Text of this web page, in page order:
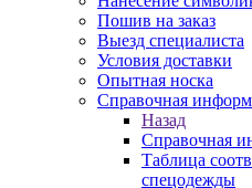
Пошив на заказ
Выезд специалиста
Условия доставки
Опытная носка
Справочная
Назад
Справочная
Таблица
спецодежды